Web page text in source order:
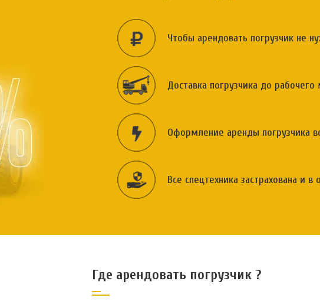
Чтобы арендовать погрузчик не
Доставка погрузчика до рабочего
Оформление аренды погрузчика
Все спецтехника застрахована и в
Где арендовать погрузчик ?